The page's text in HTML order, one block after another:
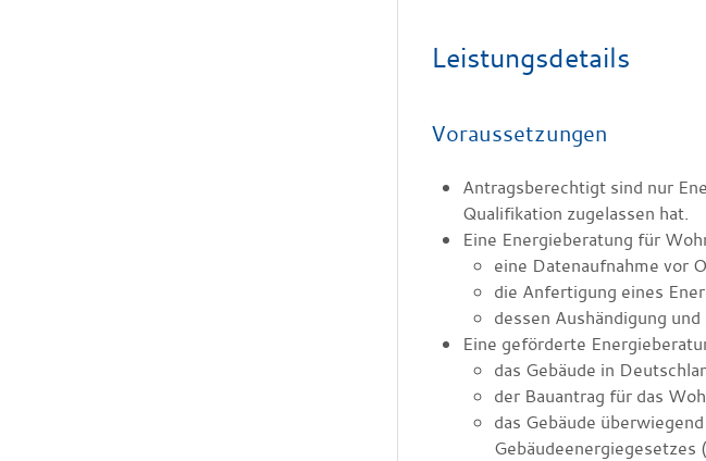
Leistungsdetails
Voraussetzungen
Antragsberechtigt sind nur
Qualifikation zugelassen hat.
Eine Energieberatung für
eine Datenaufnahme vor
die Anfertigung eines
dessen Aushändigung
Eine geförderte
das Gebäude in
der Bauantrag für das
das Gebäude
Gebäudeenergiegesetzes